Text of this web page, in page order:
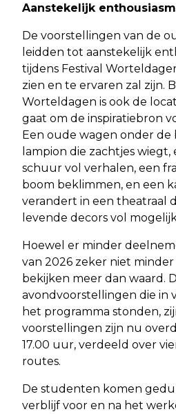
Aanstekelijk
De voorstellingen van de
leidden tot aanstekelijk
tijdens Festival
zien en te ervaren zal zijn.
Worteldagen is ook de
gaat om de inspiratiebron
Een oude wagen onder de
lampion die zachtjes wiegt,
schuur vol verhalen, een
boom beklimmen, en een
verandert in een theatraal
levende decors vol
Hoewel er minder
van 2026 zeker niet
bekijken meer dan waard.
avondvoorstellingen die in
het programma stonden,
voorstellingen zijn nu
17.00 uur, verdeeld over
routes.
De studenten komen
verblijf voor en na het